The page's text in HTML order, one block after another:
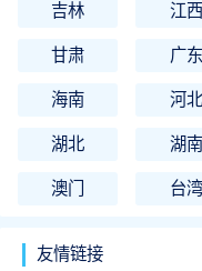
吉林 江西
甘肃 广东
海南 河北
湖北 湖南
澳门 台湾
友情链接